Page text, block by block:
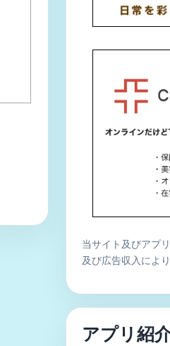
当サイト及びアプ
及び広告収入によ
アプリ紹